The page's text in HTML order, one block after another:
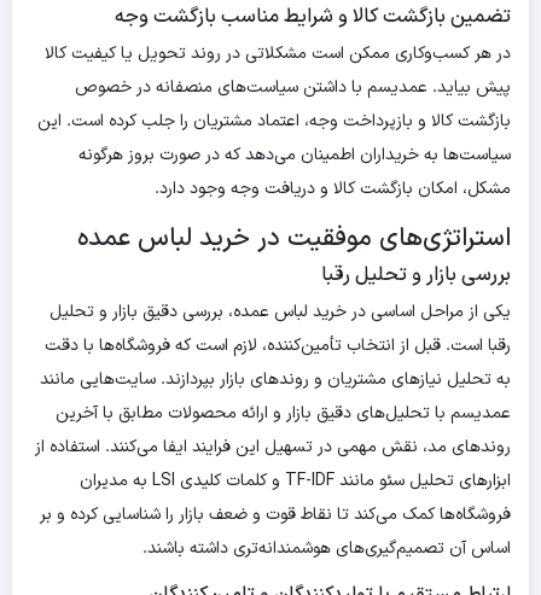
تضمین بازگشت کالا و شرایط مناسب بازگشت وجه
در هر کسب‌وکاری ممکن است مشکلاتی در روند تحویل یا کیفیت کالا
پیش بیاید. عمدیسم با داشتن سیاست‌های منصفانه در خصوص
بازگشت کالا و بازپرداخت وجه، اعتماد مشتریان را جلب کرده است. این
سیاست‌ها به خریداران اطمینان می‌دهد که در صورت بروز هرگونه
مشکل، امکان بازگشت کالا و دریافت وجه وجود دارد.
استراتژی‌های موفقیت در خرید لباس عمده
بررسی بازار و تحلیل رقبا
یکی از مراحل اساسی در خرید لباس عمده، بررسی دقیق بازار و تحلیل
رقبا است. قبل از انتخاب تأمین‌کننده، لازم است که فروشگاه‌ها با دقت
به تحلیل نیازهای مشتریان و روندهای بازار بپردازند. سایت‌هایی مانند
عمدیسم با تحلیل‌های دقیق بازار و ارائه محصولات مطابق با آخرین
روندهای مد، نقش مهمی در تسهیل این فرایند ایفا می‌کنند. استفاده از
ابزارهای تحلیل سئو مانند TF-IDF و کلمات کلیدی LSI به مدیران
فروشگاه‌ها کمک می‌کند تا نقاط قوت و ضعف بازار را شناسایی کرده و بر
اساس آن تصمیم‌گیری‌های هوشمندانه‌تری داشته باشند.